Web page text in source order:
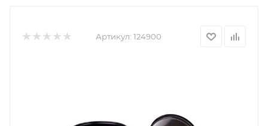
Артикул: 124900